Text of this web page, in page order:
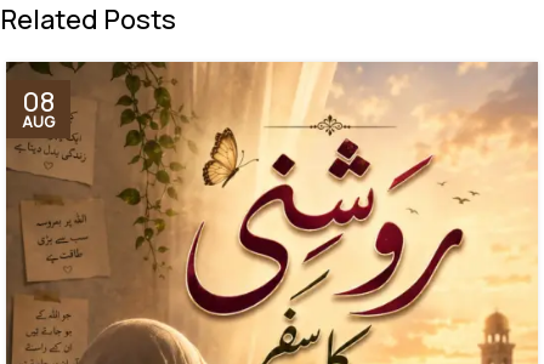
Related Posts
08
AUG